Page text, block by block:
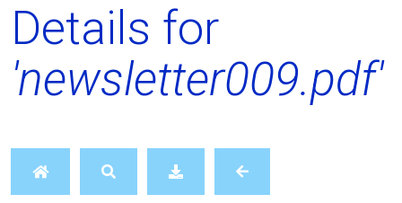
Details for
'newsletter009.pdf'